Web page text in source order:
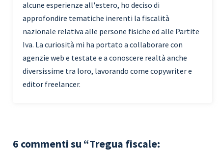
alcune esperienze all'estero, ho deciso di
approfondire tematiche inerenti la fiscalità
nazionale relativa alle persone fisiche ed alle Partite
Iva. La curiosità mi ha portato a collaborare con
agenzie web e testate e a conoscere realtà anche
diversissime tra loro, lavorando come copywriter e
editor freelancer.
6 commenti su “Tregua fiscale: